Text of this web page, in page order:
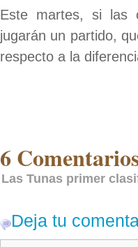
Este martes, si las
jugarán un partido,
respecto a la
6
Las Tunas primer
Deja tu